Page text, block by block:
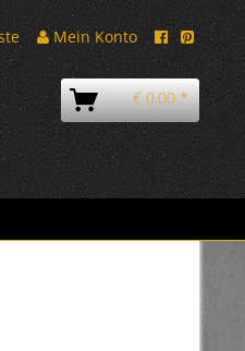
Mein Konto
€ 0,00 *